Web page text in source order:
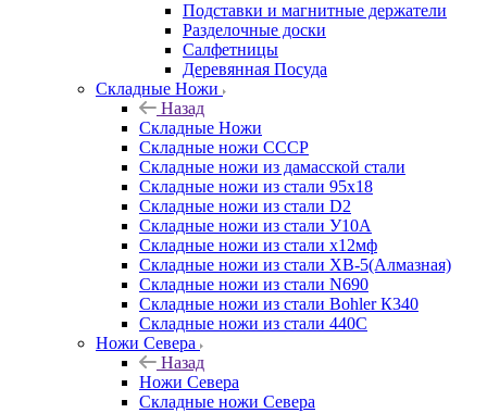
Подставки и магнитные держатели
Разделочные доски
Салфетницы
Деревянная Посуда
Складные Ножи
Назад
Складные Ножи
Cкладные ножи СССР
Складные ножи из дамасской стали
Складные ножи из стали 95х18
Складные ножи из стали D2
Складные ножи из стали У10А
Складные ножи из стали х12мф
Складные ножи из стали ХВ-5(Алмазная)
Складные ножи из стали N690
Складные ножи из стали Bohler К340
Складные ножи из стали 440С
Ножи Севера
Назад
Ножи Севера
Складные ножи Севера